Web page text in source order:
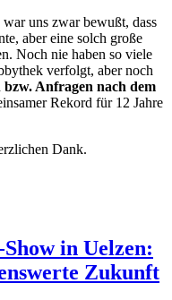
uns zwar bewußt, dass
aber eine solch große
Noch nie haben so viele
verfolgt, aber noch
Anfragen nach dem
Rekord für 12 Jahre
Dank.
in Uelzen:
Zukunft